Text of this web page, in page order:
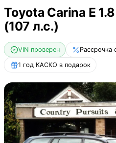
Toyota Carina E
(107 л.с.)
VIN проверен Рассрочка
1 год КАСКО в подарок